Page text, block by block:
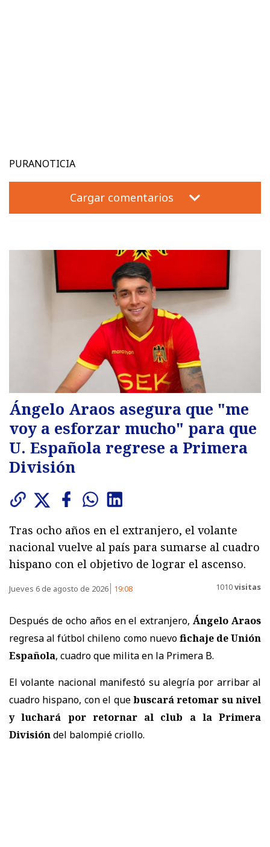
PURANOTICIA
Cargar comentarios
Ángelo Araos asegura que "me
voy a esforzar mucho" para que
U. Española regrese a Primera
División
Tras ocho años en el extranjero, el volante
nacional vuelve al país para sumarse al cuadro
hispano con el objetivo de lograr el ascenso.
Jueves 6 de agosto de 2026 19:08 1010visitas
Después de ocho años en el extranjero,Ángelo Araos
regresa al fútbol chileno como nuevofichaje de Unión
Española, cuadro que milita en la Primera B.
El volante nacional manifestó su alegría por arribar al
cuadro hispano, con el quebuscará retomar su nivel
y luchará por retornar al club a la Primera
Divisióndel balompié criollo.